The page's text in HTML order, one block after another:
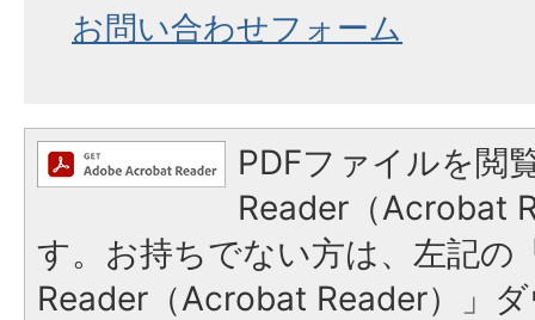
お問い合わせフォーム
PDFファイルを閲
Reader（Acrobat
す。お持ちでない方は、左記の
Reader（Acrobat Reader）」